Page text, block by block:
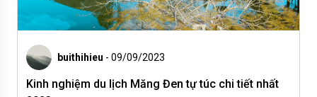
buithihieu - 09/09/2023
Kinh nghiệm du lịch Măng Đen tự túc chi tiết nhất